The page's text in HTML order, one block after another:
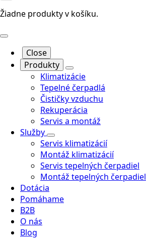
Žiadne produkty v košíku.
Close
Produkty
Klimatizácie
Tepelné čerpadlá
Čističky vzduchu
Rekuperácia
Servis a montáž
Služby
Servis klimatizácií
Montáž klimatizácií
Servis tepelných čerpadiel
Montáž tepelných čerpadiel
Dotácia
Pomáhame
B2B
O nás
Blog